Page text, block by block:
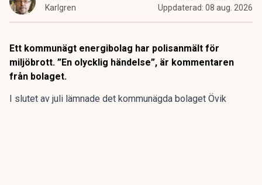
Karlgren
Uppdaterad: 08 aug. 2026
Ett kommunägt energibolag har polisanmält för
miljöbrott. ”En olycklig händelse”, är kommentaren
från bolaget.
I slutet av juli lämnade det kommunägda bolaget Övik